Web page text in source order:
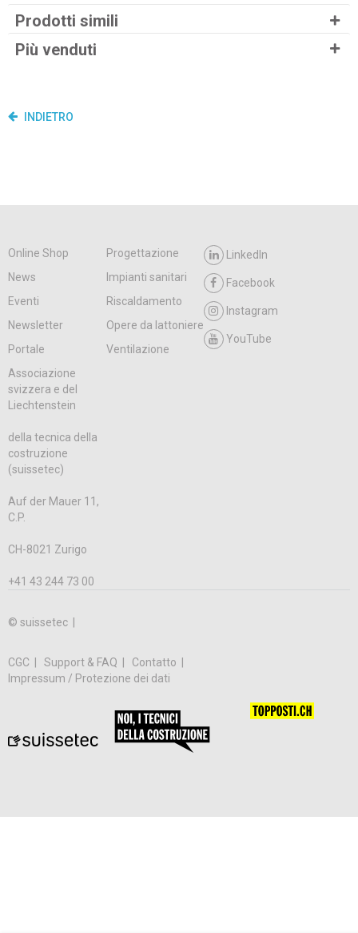
Prodotti simili
Più venduti
INDIETRO
Online Shop
Progettazione
News
Impianti sanitari
Eventi
Riscaldamento
Newsletter
Opere da lattoniere
Portale
Ventilazione
LinkedIn
Facebook
Instagram
YouTube
Associazione
svizzera e del
Liechtenstein
della tecnica della
costruzione
(suissetec)
Auf der Mauer 11,
C.P.
CH-8021 Zurigo
+41 43 244 73 00
© suissetec |
CGC Support & FAQ
Contatto
Impressum / Protezione dei dati